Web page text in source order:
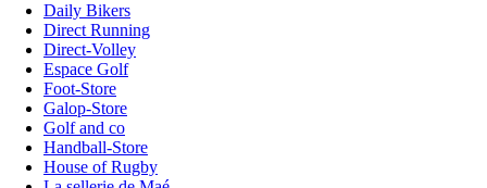
Daily Bikers
Direct Running
Direct-Volley
Espace Golf
Foot-Store
Galop-Store
Golf and co
Handball-Store
House of Rugby